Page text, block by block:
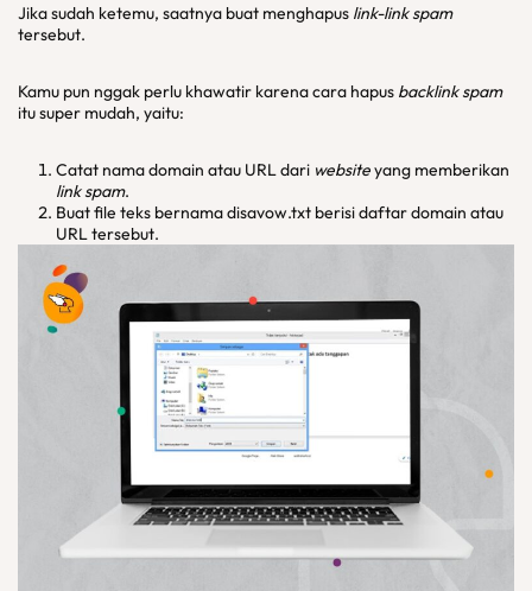
Jika sudah ketemu, saatnya buat menghapus link-link spam
tersebut.
Kamu pun nggak perlu khawatir karena cara hapus backlink spam
itu super mudah, yaitu:
Catat nama domain atau URL dari websiteyang memberikan
link spam.
Buat file teks bernama disavow.txt berisi daftar domain atau
URL tersebut.